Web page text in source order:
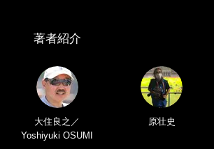
著者紹介
大住良之／
Yoshiyuki OSUMI
原壮史